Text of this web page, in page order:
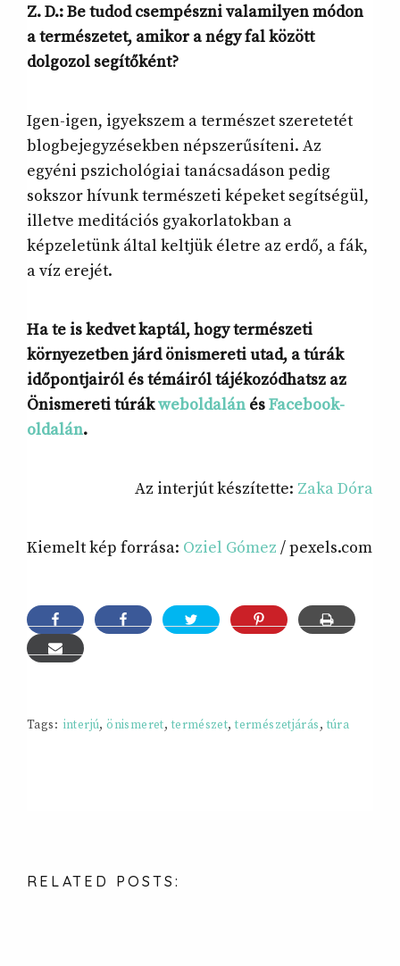
Z. D.: Be tudod csempészni valamilyen módon
a természetet, amikor a négy fal között
dolgozol segítőként?
Igen-igen, igyekszem a természet szeretetét
blogbejegyzésekben népszerűsíteni. Az
egyéni pszichológiai tanácsadáson pedig
sokszor hívunk természeti képeket segítségül,
illetve meditációs gyakorlatokban a
képzeletünk által keltjük életre az erdő, a fák,
a víz erejét.
Ha te is kedvet kaptál, hogy természeti
környezetben járd önismereti utad, a túrák
időpontjairól és témáiról tájékozódhatsz az
Önismereti túrákweboldalán ésFacebook-
oldalán.
Az interjút készítette: Zaka Dóra
Kiemelt kép forrása: Oziel Gómez / pexels.com
Tags: interjú,önismeret,természet,természetjárás,túra
RELATED POSTS: